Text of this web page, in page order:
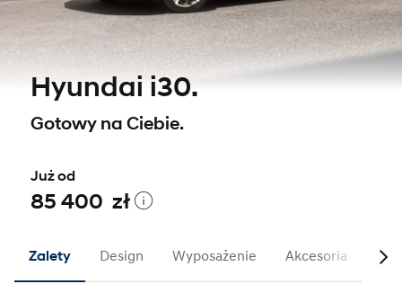
Hyundai i30.
Gotowy na Ciebie.
Już od
85 400 zł
Zalety Design Wyposażenie Akcesoria N